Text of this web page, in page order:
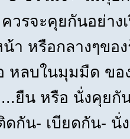
วรจะคุยกันอย่าง
น้า หรือกลางๆข
หลบในมุมมืด ขอ
ยืน หรือ นั่งคุยกั
ดกัน- เบียดกัน-